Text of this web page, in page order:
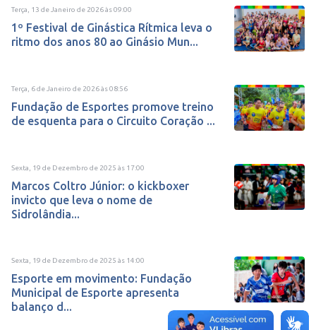
Terça, 13 de Janeiro de 2026às09:00
1º Festival de Ginástica Rítmica leva o
ritmo dos anos 80 ao Ginásio Mun...
Terça, 6 de Janeiro de 2026às08:56
Fundação de Esportes promove treino
de esquenta para o Circuito Coração ...
Sexta, 19 de Dezembro de 2025 às 17:00
Marcos Coltro Júnior: o kickboxer
invicto que leva o nome de
Sidrolândia...
Sexta, 19 de Dezembro de 2025 às 14:00
Esporte em movimento: Fundação
Municipal de Esporte apresenta
balanço d...